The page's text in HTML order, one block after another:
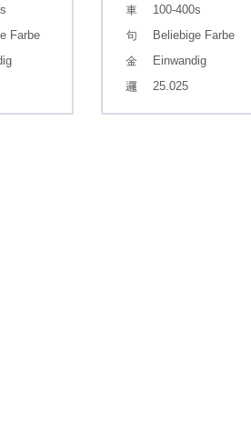
Farbe
100-400s
Beliebige Farbe
Einwandig
25.025